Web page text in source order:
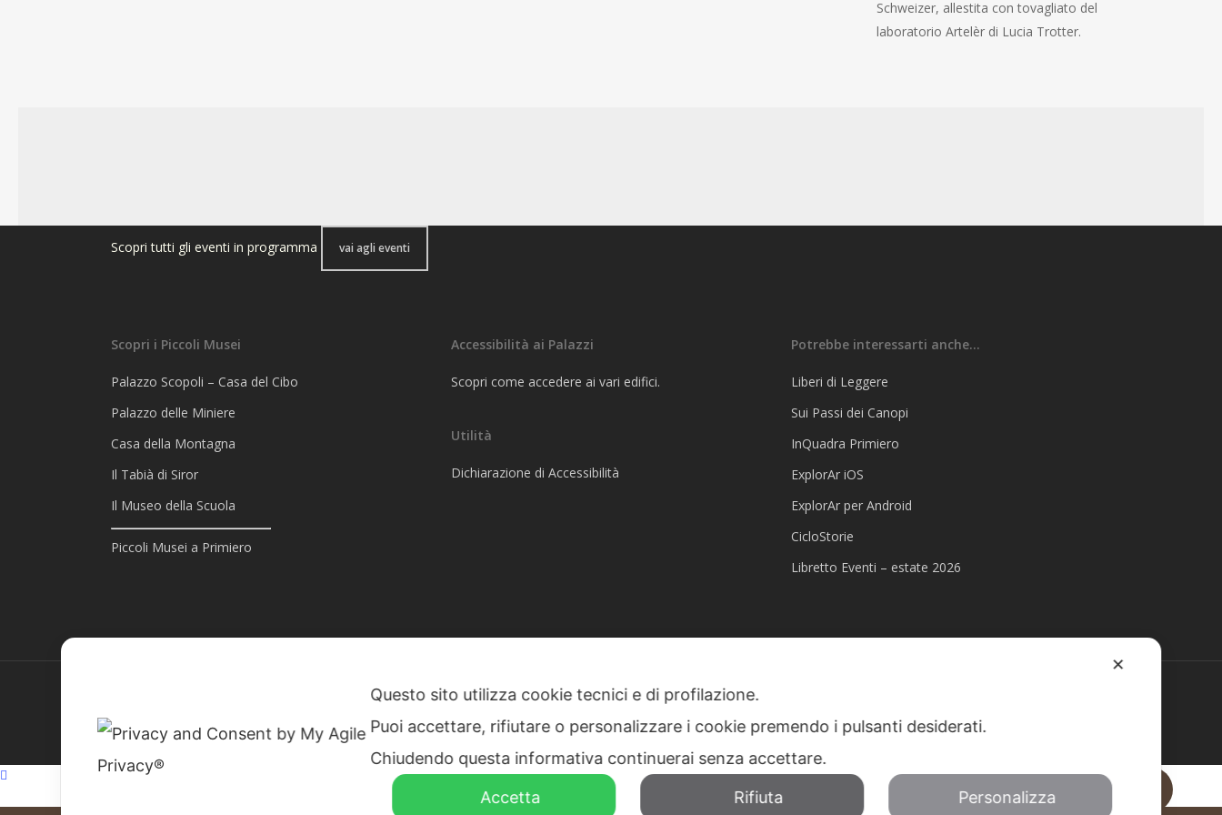
Schweizer, allestita con tovagliato del
laboratorio Artelèr di Lucia Trotter.
Scopri tutti gli eventi in programma vai agli eventi
Scopri i Piccoli Musei
Palazzo Scopoli – Casa del Cibo
Palazzo delle Miniere
Casa della Montagna
Il Tabià di Siror
Il Museo della Scuola
Piccoli Musei a Primiero
Accessibilità ai Palazzi
Scopri come accedere ai vari edifici.
Utilità
Dichiarazione di Accessibilità
Potrebbe interessarti anche…
Liberi di Leggere
Sui Passi dei Canopi
InQuadra Primiero
ExplorAr iOS
ExplorAr per Android
CicloStorie
Libretto Eventi – estate 2026
© 2026 Piccoli Musei a Primiero - San Martino di Castrozza | CF & P.IVA
02401890229 |Credits
✕
Questo sito utilizza cookie tecnici e di profilazione.
Puoi accettare, rifiutare o personalizzare i cookie premendo i pulsanti desiderati.
Chiudendo questa informativa continuerai senza accettare.
Accetta Rifiuta Personalizza